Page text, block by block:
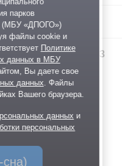
3
парков
(МБУ «ДПОГО»)
файлы cookie и
Политике
данных в МБУ
Вы даете свое
данных. Файлы
Вашего браузера.
данных и
персональных
сна)